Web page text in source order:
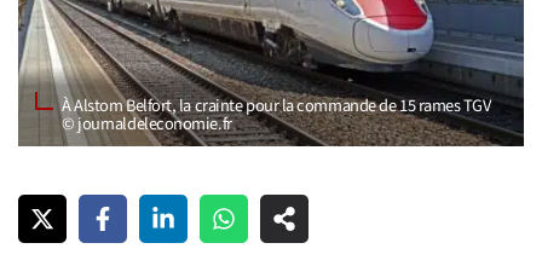
À Alstom Belfort, la crainte pour la commande de 15 rames TGV
© journaldeleconomie.fr